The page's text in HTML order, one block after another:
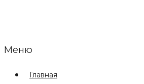
Меню
Главная